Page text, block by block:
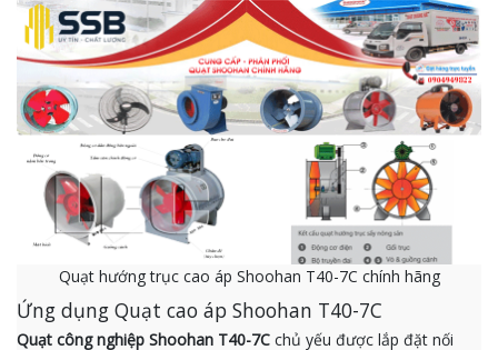
Quạt hướng trục cao áp Shoohan T40-7C chính hãng
Ứng dụng Quạt cao áp Shoohan T40-7C
Quạt công nghiệp Shoohan T40-7C chủ yếu được lắp đặt nối